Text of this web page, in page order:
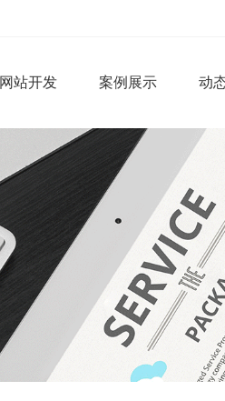
网站开发 案例展示 动